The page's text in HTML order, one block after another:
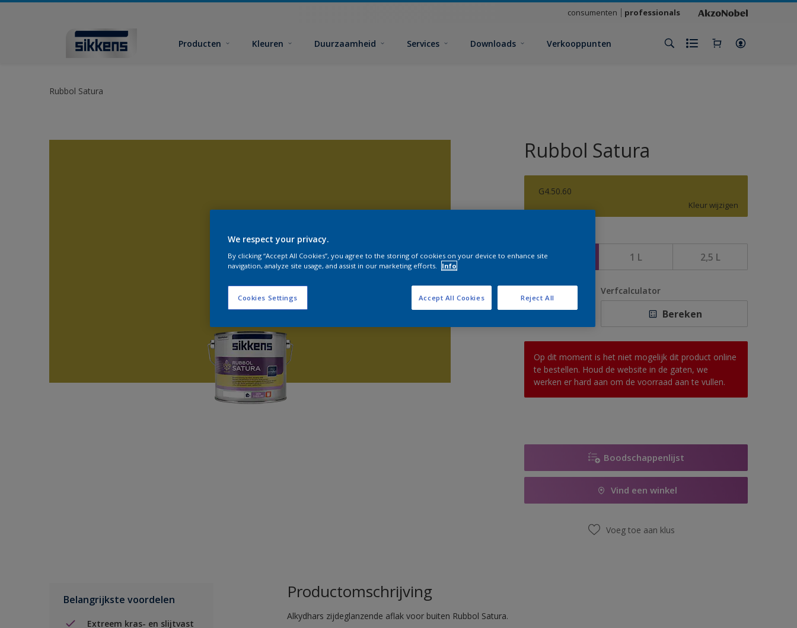
consumenten professionals
Producten Kleuren Duurzaamheid Services Downloads Verkooppunten
Rubbol Satura
Rubbol Satura
G4.50.60
Kleur wijzigen
500 ML 1 L 2,5 L
Verfcalculator
Bereken
Op dit moment is het niet mogelijk dit product online
te bestellen. Houd de website in de gaten, we
werken er hard aan om de voorraad aan te vullen.
Boodschappenlijst
Vind een winkel
Voeg toe aan klus
Belangrijkste voordelen
Extreem kras- en slijtvast
Productomschrijving
Alkydhars zijdeglanzende aflak voor buiten Rubbol Satura.
We respect your privacy.
By clicking “Accept All Cookies”, you agree to the storing of cookies on your device to enhance site
navigation, analyze site usage, and assist in our marketing efforts.
Info
Cookies Settings Reject All
Accept All Cookies